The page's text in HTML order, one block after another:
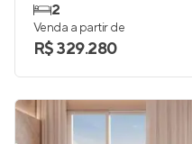
2
Venda a partir de
R$ 329.280